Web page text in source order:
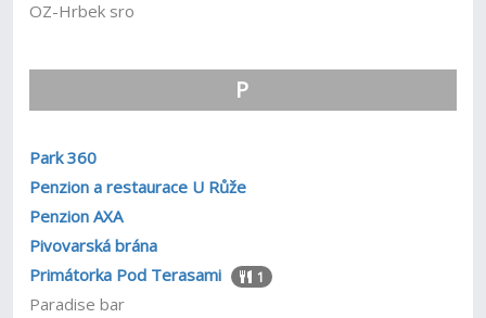
OZ-Hrbek sro
P
Park 360
Penzion a restaurace U Růže
Penzion AXA
Pivovarská brána
Primátorka Pod Terasami
1
Paradise bar